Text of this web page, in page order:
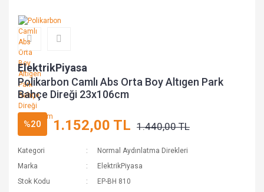
ElektrikPiyasa
Polikarbon Camlı Abs Orta Boy Altıgen Park
Bahçe Direği 23x106cm
%20 1.152,00 TL 1.440,00 TL
Kategori
Normal Aydınlatma Direkleri
Marka
ElektrikPiyasa
Stok Kodu
EP-BH 810